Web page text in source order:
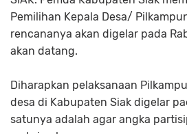
Pemilihan Kepala Desa/
rencananya akan digelar pada
akan datang.
Diharapkan pelaksanaan
desa di Kabupaten Siak digelar
satunya adalah agar angka